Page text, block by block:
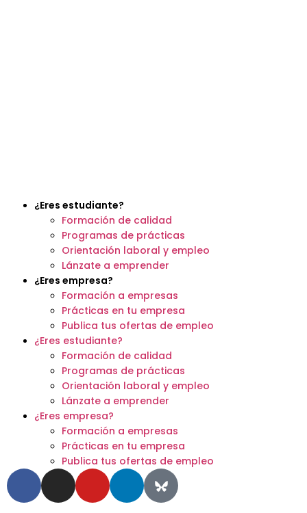
¿Eres estudiante?
Formación de calidad
Programas de prácticas
Orientación laboral y empleo
Lánzate a emprender
¿Eres empresa?
Formación a empresas
Prácticas en tu empresa
Publica tus ofertas de empleo
¿Eres estudiante?
Formación de calidad
Programas de prácticas
Orientación laboral y empleo
Lánzate a emprender
¿Eres empresa?
Formación a empresas
Prácticas en tu empresa
Publica tus ofertas de empleo